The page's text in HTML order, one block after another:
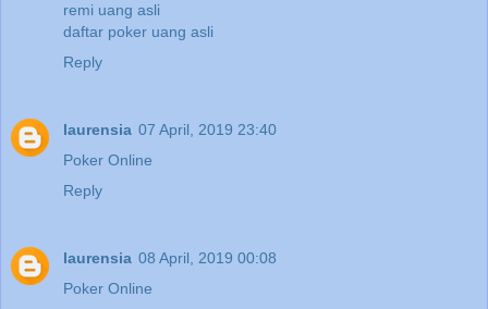
remi uang asli
daftar poker uang asli
Reply
laurensia 07 April, 2019 23:40
Poker Online
Reply
laurensia 08 April, 2019 00:08
Poker Online